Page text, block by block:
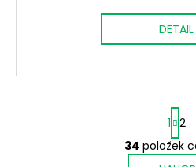
DETAIL
O
S
t
r
á
1 2
34 položek